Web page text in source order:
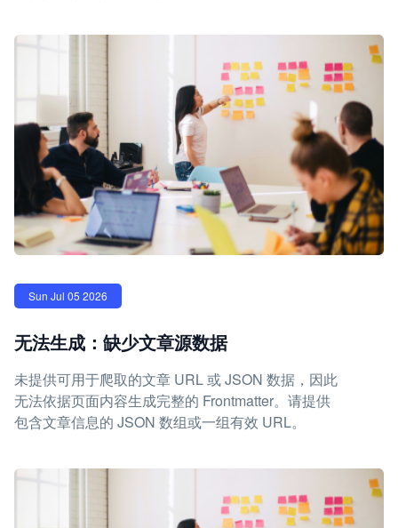
Sun Jul 05 2026
无法生成：缺少文章源数据
未提供可用于爬取的文章 URL 或 JSON 数据，因此
无法依据页面内容生成完整的 Frontmatter。请提供
包含文章信息的 JSON 数组或一组有效 URL。